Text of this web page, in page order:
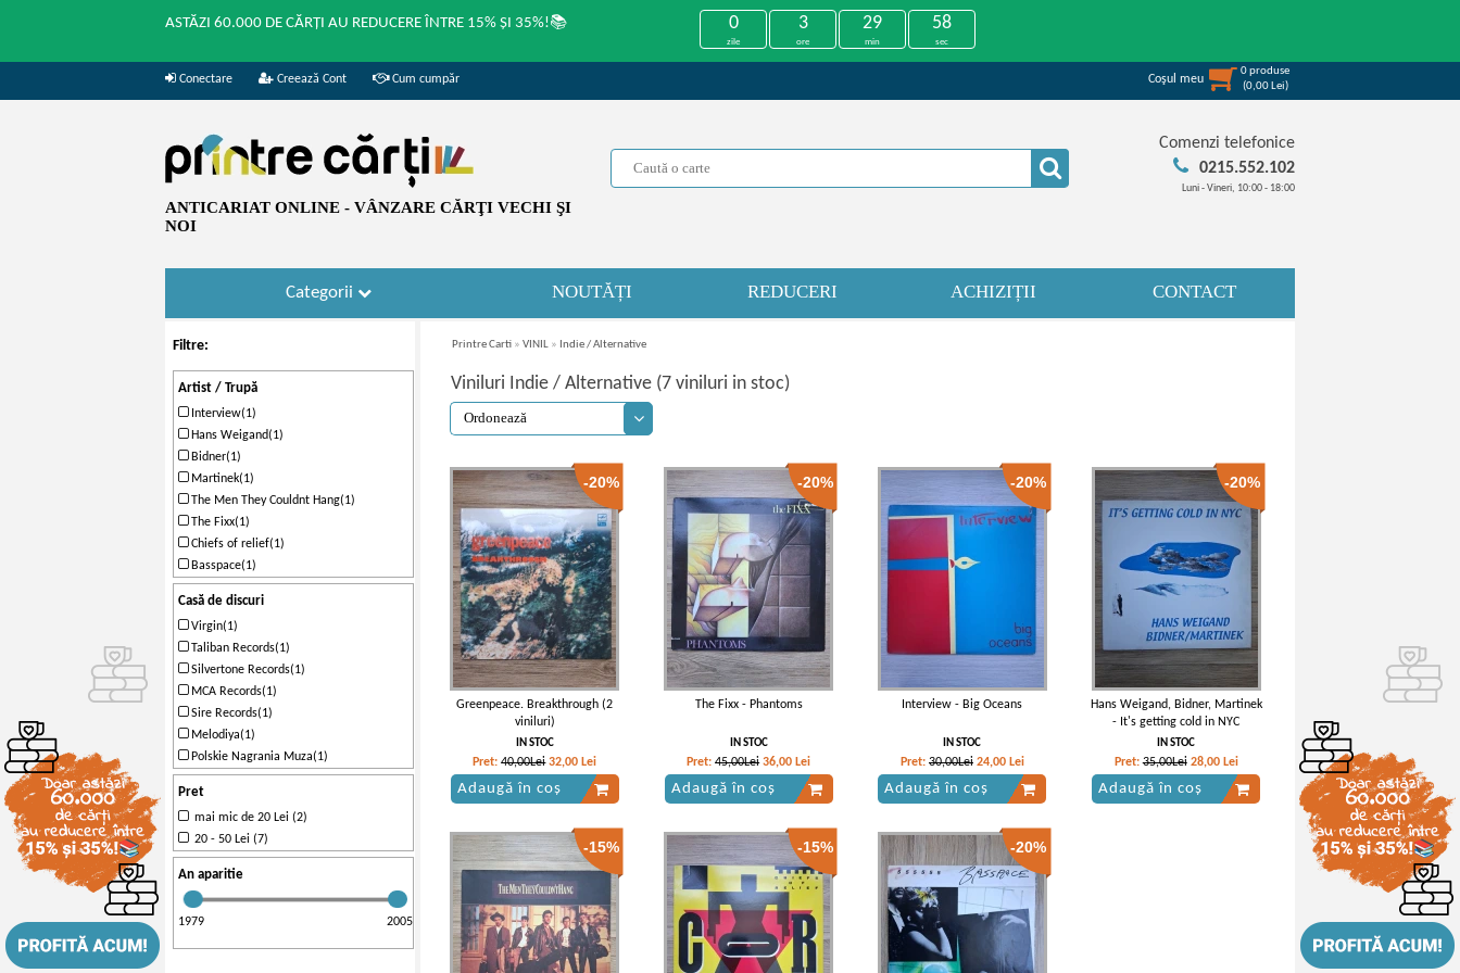
ASTĂZI 60.000 DE CĂRȚI AU REDUCERE ÎNTRE 15% ȘI 35%!📚 0
zile
3
ore
29
min
57
sec
Conectare Creează Cont Cum cumpăr Coşul meu
0produse
(0,00 Lei)
ANTICARIAT ONLINE - VÂNZARE CĂRŢI VECHI ŞI
NOI
Comenzi telefonice
0215.552.102
Luni - Vineri, 10:00 - 18:00
Categorii NOUTĂȚI REDUCERI ACHIZIȚII CONTACT
Filtre:
Artist / Trupă
Interview(1)
Hans Weigand(1)
Bidner(1)
Martinek(1)
The Men They Couldnt Hang(1)
The Fixx(1)
Chiefs of relief(1)
Basspace(1)
Casă de discuri
Virgin(1)
Taliban Records(1)
Silvertone Records(1)
MCA Records(1)
Sire Records(1)
Melodiya(1)
Polskie Nagrania Muza(1)
Pret
mai mic de 20 Lei (2)
20 - 50 Lei (7)
An aparitie
1979 2005
Printre Carti » VINIL » Indie / Alternative
Viniluri Indie / Alternative (7 viniluri in stoc)
-20%
Greenpeace. Breakthrough (2
viniluri)
IN STOC
Pret:40,00Lei 32,00 Lei
Adaugă în coș
-20%
The Fixx - Phantoms
IN STOC
Pret:45,00Lei 36,00 Lei
Adaugă în coș
-20%
Interview - Big Oceans
IN STOC
Pret: 30,00Lei 24,00 Lei
Adaugă în coș
-20%
Hans Weigand, Bidner, Martinek
- It's getting cold in NYC
IN STOC
Pret:35,00Lei 28,00 Lei
Adaugă în coș
-15% -15% -20%